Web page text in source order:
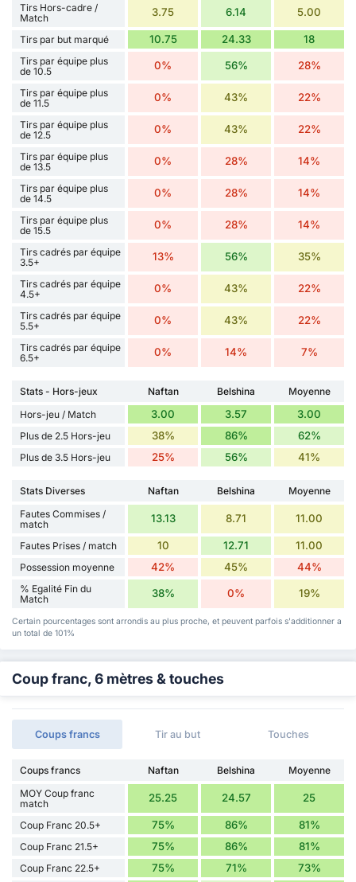
Tirs Hors-cadre /
Match
3.75 6.14 5.00
Tirs par but marqué 10.75 24.33 18
Tirs par équipe plus
de 10.5
0% 56% 28%
Tirs par équipe plus
de 11.5
0% 43% 22%
Tirs par équipe plus
de 12.5
0% 43% 22%
Tirs par équipe plus
de 13.5
0% 28% 14%
Tirs par équipe plus
de 14.5
0% 28% 14%
Tirs par équipe plus
de 15.5
0% 28% 14%
Tirs cadrés par équipe
3.5+
13% 56% 35%
Tirs cadrés par équipe
4.5+
0% 43% 22%
Tirs cadrés par équipe
5.5+
0% 43% 22%
Tirs cadrés par équipe
6.5+
0% 14% 7%
Stats - Hors-jeux Naftan Belshina
Moyenne
Hors-jeu / Match
3.00 3.57 3.00
Plus de 2.5 Hors-jeu 38% 86% 62%
Plus de 3.5 Hors-jeu 25% 56% 41%
Stats Diverses Naftan Belshina
Moyenne
Fautes Commises /
match
13.13 8.71 11.00
Fautes Prises / match 10 12.71 11.00
Possession moyenne 42% 45% 44%
% Egalité Fin du
Match
38% 0% 19%
Certain pourcentages sont arrondis au plus proche, et peuvent parfois s'additionner a
un total de 101%
Coup franc, 6 mètres & touches
Coups francs Tir au but Touches
Coups francs Naftan Belshina
Moyenne
MOY Coup franc
match
25.25 24.57 25
Coup Franc 20.5+ 75% 86% 81%
Coup Franc 21.5+ 75% 86% 81%
Coup Franc 22.5+ 75% 71% 73%